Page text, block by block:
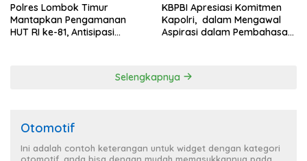
Polres Lombok Timur
Mantapkan Pengamanan
HUT RI ke-81, Antisipasi
KBPBI Apresiasi Komitmen
Kapolri, dalam Mengawal
Aspirasi dalam Pembahasan
Selengkapnya
Otomotif
Ini adalah contoh keterangan untuk widget dengan kategori
otomotif, anda bisa dengan mudah memasukkannya pada